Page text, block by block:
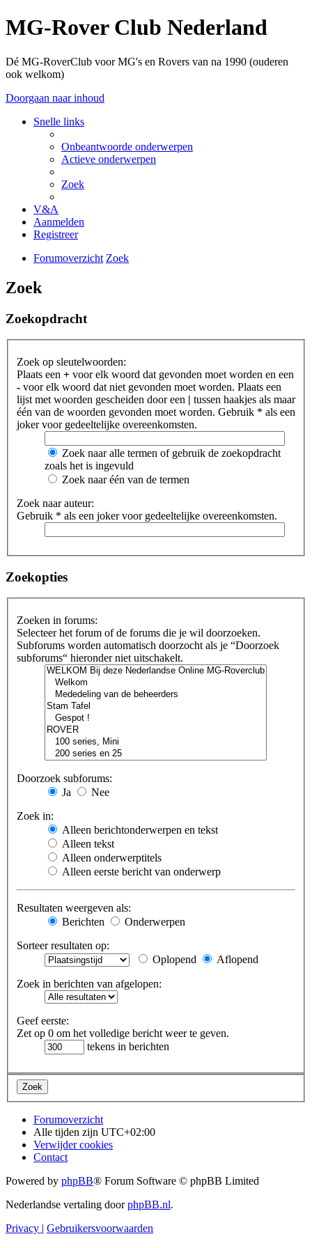
MG-Rover Club Nederland
Dé MG-RoverClub voor MG's en Rovers van na 1990 (ouderen
ook welkom)
Doorgaan naar inhoud
Snelle links
Onbeantwoorde onderwerpen
Actieve onderwerpen
Zoek
V&A
Aanmelden
Registreer
Forumoverzicht Zoek
Zoek
Zoekopdracht
Zoek op sleutelwoorden:
Plaats een + voor elk woord dat gevonden moet worden en een
- voor elk woord dat niet gevonden moet worden. Plaats een
lijst met woorden gescheiden door een | tussen haakjes als maar
één van de woorden gevonden moet worden. Gebruik * als een
joker voor gedeeltelijke overeenkomsten.
Zoek naar alle termen of gebruik de zoekopdracht
zoals het is ingevuld
Zoek naar één van de termen
Zoek naar auteur:
Gebruik * als een joker voor gedeeltelijke overeenkomsten.
Zoekopties
Zoeken in forums:
Selecteer het forum of de forums die je wil doorzoeken.
Subforums worden automatisch doorzocht als je “Doorzoek
subforums“ hieronder niet uitschakelt.
Doorzoek subforums:
Ja
Nee
Zoek in:
Alleen berichtonderwerpen en tekst
Alleen tekst
Alleen onderwerptitels
Alleen eerste bericht van onderwerp
Resultaten weergeven als:
Berichten
Onderwerpen
Sorteer resultaten op:
Oplopend
Aflopend
Zoek in berichten van afgelopen:
Geef eerste:
Zet op 0 om het volledige bericht weer te geven.
tekens in berichten
Forumoverzicht
Alle tijden zijn UTC+02:00
Verwijder cookies
Contact
Powered by phpBB® Forum Software © phpBB Limited
Nederlandse vertaling doorphpBB.nl.
Privacy | Gebruikersvoorwaarden